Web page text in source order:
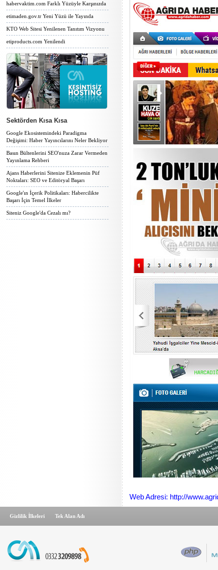
habervaktim.com Farklı Yüzüyle Karşınızda
etimaden.gov.tr Yeni Yüzü ile Yayında
KTO Web Sitesi Yenilenen Tanıtım Vizyonu
etiproducts.com Yenilendi
Sektörden Kısa Kısa
Google Ekosistemindeki Paradigma
Değişimi: Haber Yayıncılarını Neler Bekliyor
Basın Bültenlerini SEO'nuza Zarar Vermeden
Yayınlama Rehberi
Ajans Haberlerini Sitenize Eklemenin Püf
Noktaları: SEO ve Editöryal Başarı
Google'ın İçerik Politikaları: Habercilikte
Başarı İçin Temel İlkeler
Siteniz Google'da Cezalı mı?
Web Adresi: http://
Gizlilik İlkeleri Tek Alan Adı